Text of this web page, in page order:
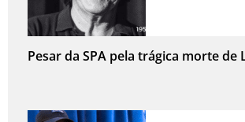
Pesar da SPA pela trágica morte de